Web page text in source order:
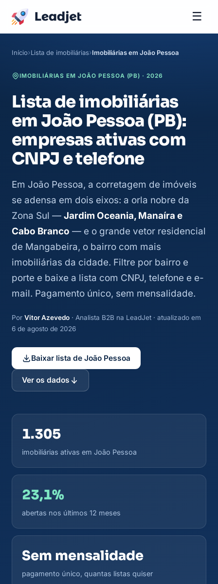
☰
Início Lista de imobiliárias Imobiliárias em João Pessoa
IMOBILIÁRIAS EM JOÃO PESSOA (PB) · 2026
Lista de imobiliárias
em João Pessoa (PB):
empresas ativas com
CNPJ e telefone
Em João Pessoa, a corretagem de imóveis
se adensa em dois eixos: a orla nobre da
Zona Sul — Jardim Oceania, Manaíra e
Cabo Branco — e o grande vetor residencial
de Mangabeira, o bairro com mais
imobiliárias da cidade. Filtre por bairro e
porte e baixe a lista com CNPJ, telefone e e-
mail. Pagamento único, sem mensalidade.
Por Vitor Azevedo · Analista B2B na LeadJet · atualizado em
6 de agosto de 2026
Baixar lista de João Pessoa
Ver os dados
1.305
imobiliárias ativas em João Pessoa
23,1%
abertas nos últimos 12 meses
Sem mensalidade
pagamento único, quantas listas quiser